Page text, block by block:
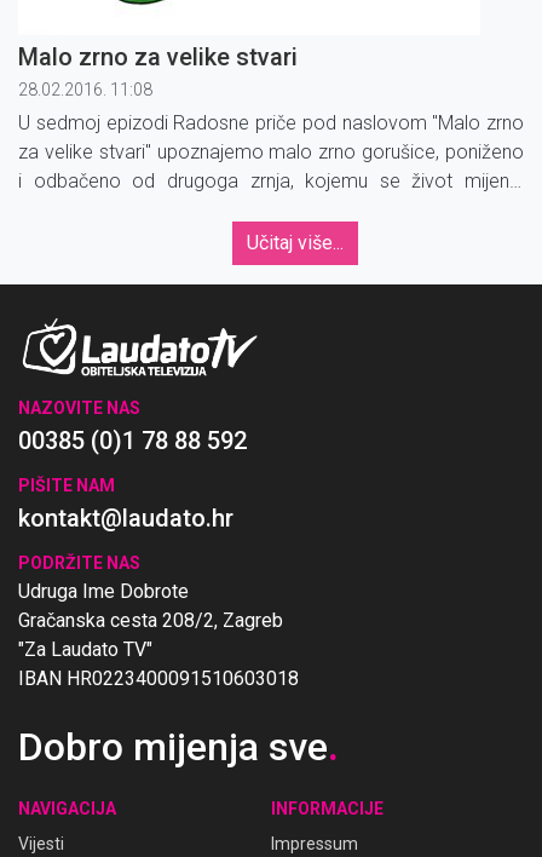
Malo zrno za velike stvari
28.02.2016. 11:08
U sedmoj epizodi Radosne priče pod naslovom ''Malo zrno
za velike stvari'' upoznajemo malo zrno gorušice, poniženo
i odbačeno od drugoga zrnja, kojemu se život mijenja
Učitaj više...
NAZOVITE NAS
00385 (0)1 78 88 592
PIŠITE NAM
kontakt@laudato.hr
PODRŽITE NAS
Udruga Ime Dobrote
Gračanska cesta 208/2, Zagreb
"Za Laudato TV"
IBAN HR0223400091510603018
Dobro mijenja sve.
NAVIGACIJA
Vijesti
INFORMACIJE
Impressum